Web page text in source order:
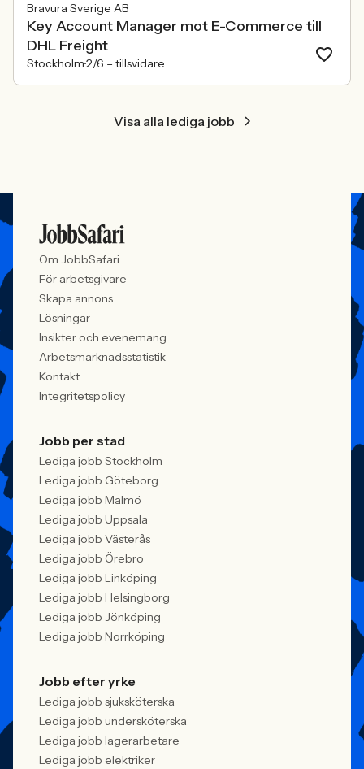
Bravura Sverige AB
Key Account Manager mot E-Commerce till
DHL Freight
Stockholm2/6 – tillsvidare
Visa alla lediga jobb
Om JobbSafari
För arbetsgivare
Skapa annons
Lösningar
Insikter och evenemang
Arbetsmarknadsstatistik
Kontakt
Integritetspolicy
Jobb per stad
Lediga jobb Stockholm
Lediga jobb Göteborg
Lediga jobb Malmö
Lediga jobb Uppsala
Lediga jobb Västerås
Lediga jobb Örebro
Lediga jobb Linköping
Lediga jobb Helsingborg
Lediga jobb Jönköping
Lediga jobb Norrköping
Jobb efter yrke
Lediga jobb sjuksköterska
Lediga jobb undersköterska
Lediga jobb lagerarbetare
Lediga jobb elektriker